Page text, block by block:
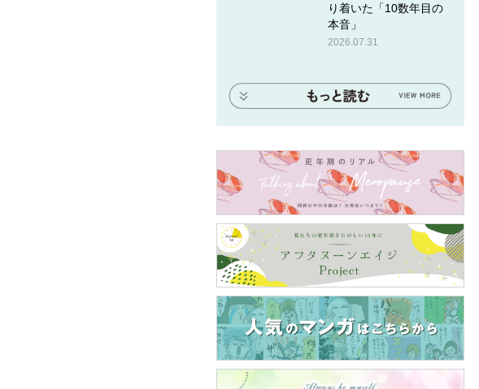
り着いた「10数年目の
本音」
2026.07.31